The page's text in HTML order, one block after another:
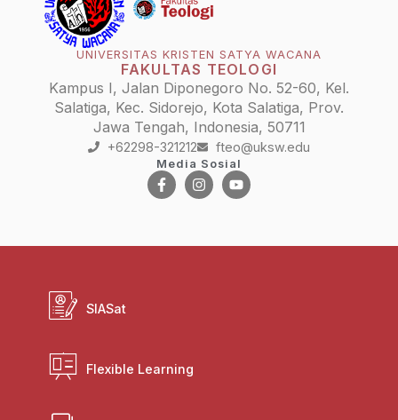
UNIVERSITAS KRISTEN SATYA WACANA
FAKULTAS TEOLOGI
Kampus I, Jalan Diponegoro No. 52-60, Kel.
Salatiga, Kec. Sidorejo, Kota Salatiga, Prov.
Jawa Tengah, Indonesia, 50711
+62298-321212 fteo@uksw.edu
Media Sosial
SIASat
Flexible Learning